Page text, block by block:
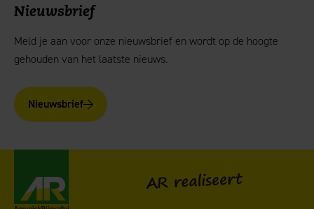
Nieuwsbrief
Meld je aan voor onze nieuwsbrief en wordt op de hoogte
gehouden van het laatste nieuws.
Nieuwsbrief
AR realiseert